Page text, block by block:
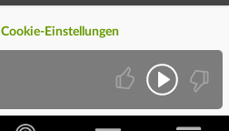
Cookie-Einstellungen